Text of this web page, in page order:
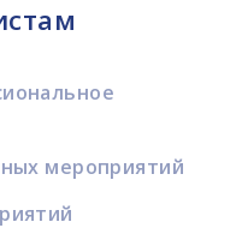
мероприятий